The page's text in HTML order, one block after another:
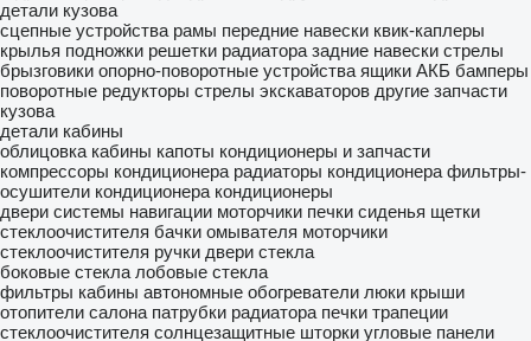
детали кузова
сцепные устройства рамы передние навески квик-каплеры
крылья подножки решетки радиатора задние навески стрелы
брызговики опорно-поворотные устройства ящики АКБ бамперы
поворотные редукторы стрелы экскаваторов другие запчасти
кузова
детали кабины
облицовка кабины капоты кондиционеры и запчасти
компрессоры кондиционера радиаторы кондиционера фильтры-
осушители кондиционера кондиционеры
двери системы навигации моторчики печки сиденья щетки
стеклоочистителя бачки омывателя моторчики
стеклоочистителя ручки двери стекла
боковые стекла лобовые стекла
фильтры кабины автономные обогреватели люки крыши
отопители салона патрубки радиатора печки трапеции
стеклоочистителя солнцезащитные шторки угловые панели